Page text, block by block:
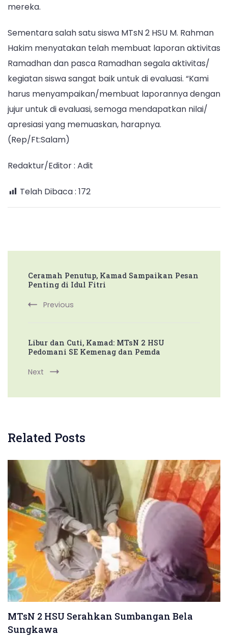
mereka.
Sementara salah satu siswa MTsN 2 HSU M. Rahman
Hakim menyatakan telah membuat laporan aktivitas
Ramadhan dan pasca Ramadhan segala aktivitas/
kegiatan siswa sangat baik untuk di evaluasi. “Kami
harus menyampaikan/membuat laporannya dengan
jujur untuk di evaluasi, semoga mendapatkan nilai/
apresiasi yang memuaskan, harapnya.
(Rep/Ft:Salam)
Redaktur/Editor : Adit
Telah Dibaca : 172
Navigation
Ceramah Penutup, Kamad Sampaikan Pesan
Penting di Idul Fitri
Previous
Libur dan Cuti, Kamad: MTsN 2 HSU
Pedomani SE Kemenag dan Pemda
Next
Related Posts
MTsN 2 HSU Serahkan Sumbangan Bela
Sungkawa